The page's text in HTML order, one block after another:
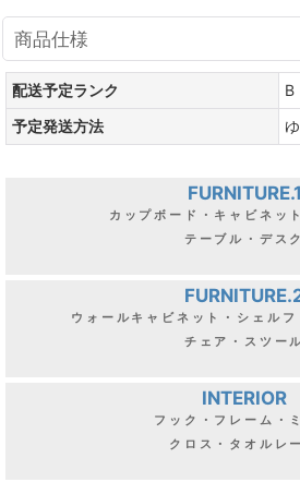
商品仕様
配送予定ランク
B
予定発送方法
FURNITURE.1
カップボード・キャビネッ
テーブル・デスク
ウォールキャビネット・シェル
チェア・スツー
INTERIOR
フック・フレーム・
クロス・タオルレ